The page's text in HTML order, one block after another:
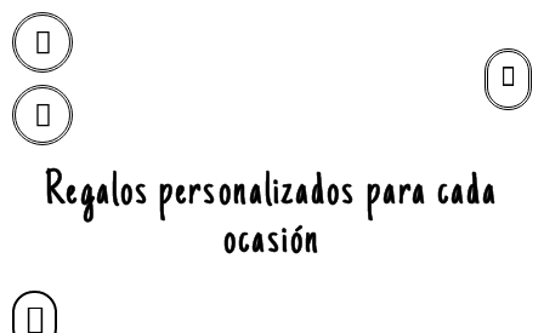
Regalos personalizados para cada
ocasión